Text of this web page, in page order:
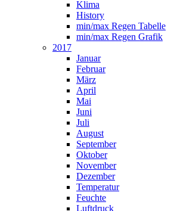
Klima
History
min/max Regen Tabelle
min/max Regen Grafik
2017
Januar
Februar
März
April
Mai
Juni
Juli
August
September
Oktober
November
Dezember
Temperatur
Feuchte
Luftdruck